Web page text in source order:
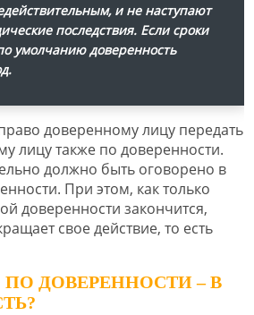
и не наступают
последствия. Если сроки
умолчанию доверенность
доверенному лицу передать
лицу также по доверенности.
должно быть оговорено в
При этом, как только
доверенности закончится,
свое действие, то есть
ДОВЕРЕННОСТИ – В